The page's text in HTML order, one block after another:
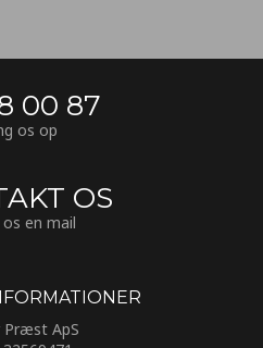
00 87
os op
OS
os en mail
Præst ApS